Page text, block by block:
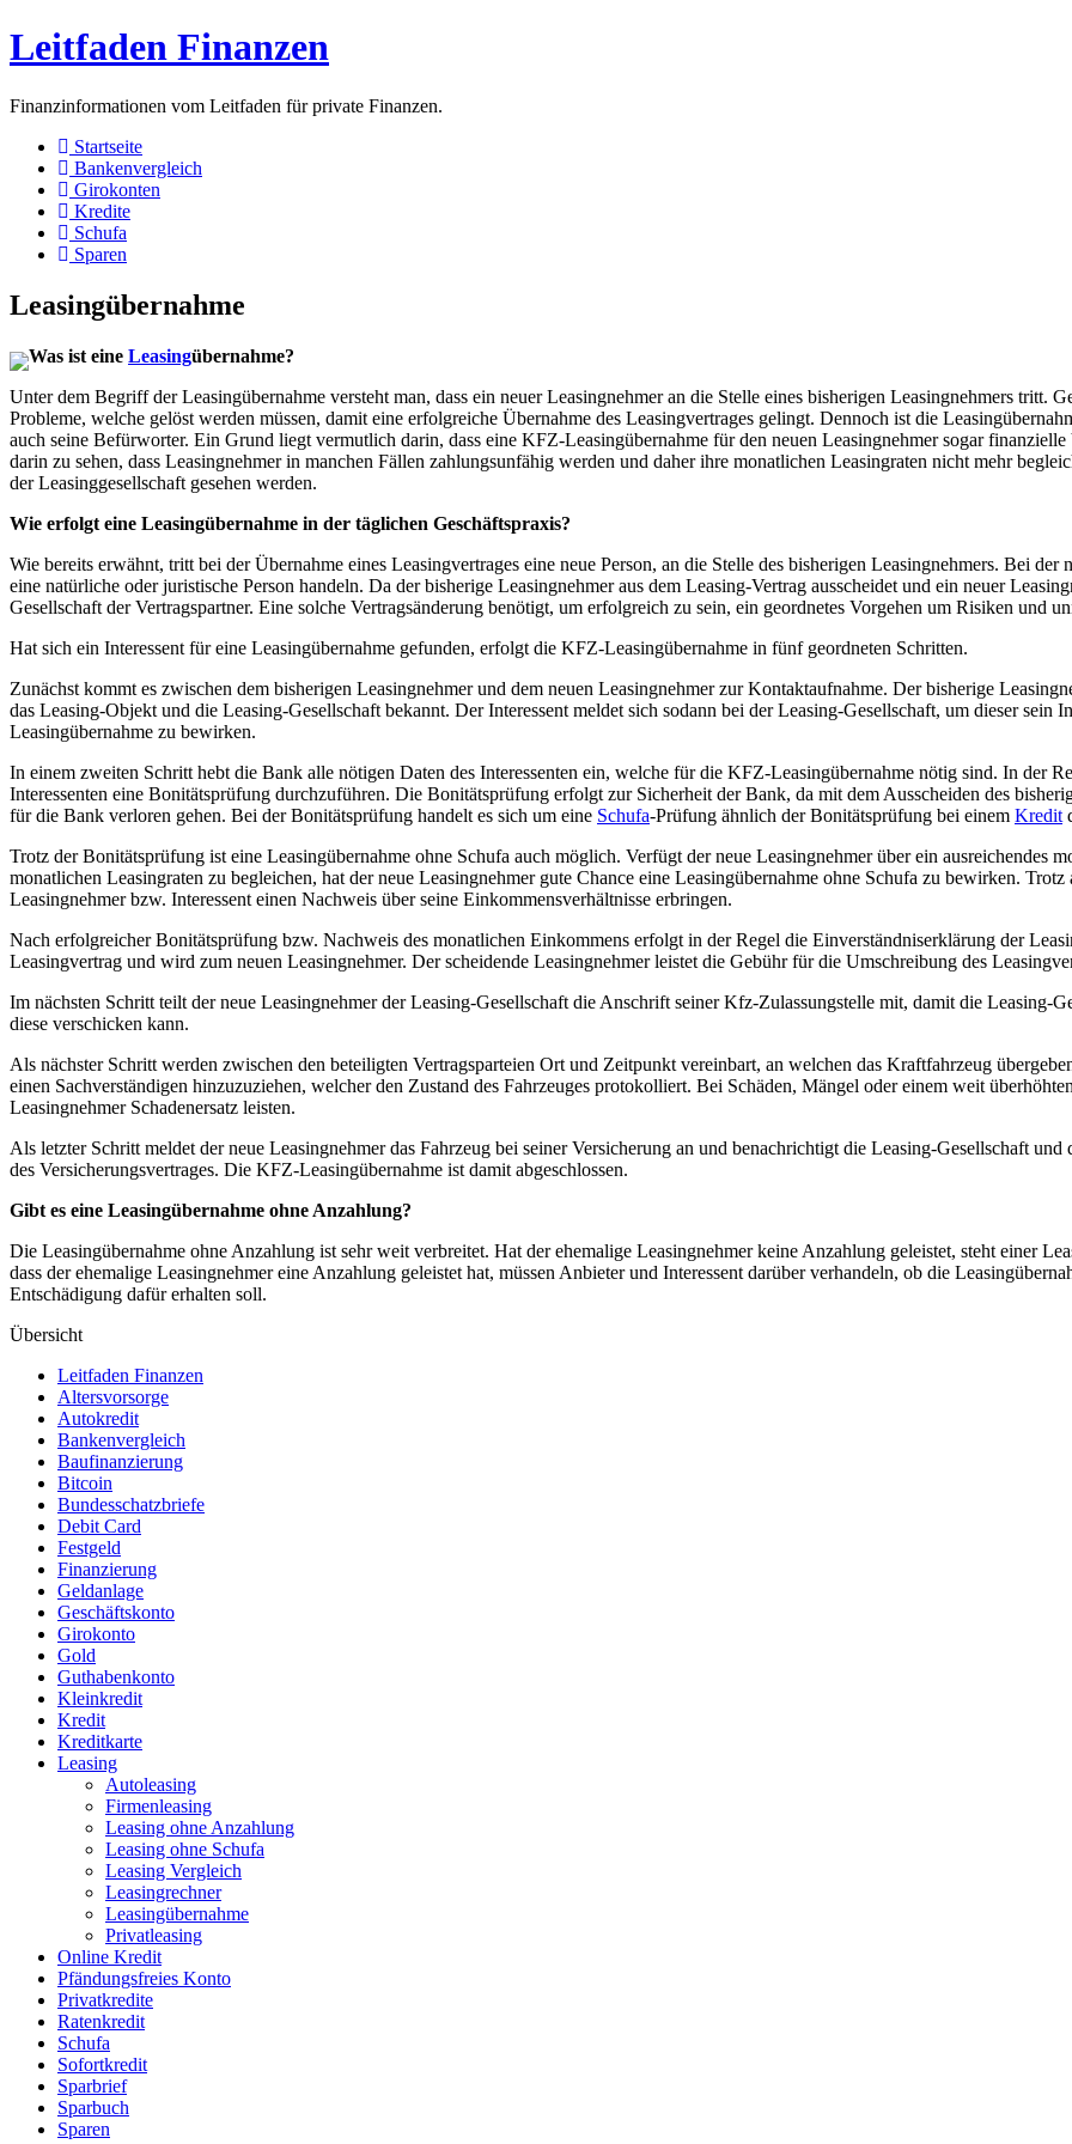
Leitfaden Finanzen
Finanzinformationen vom Leitfaden für private Finanzen.
Startseite
Bankenvergleich
Girokonten
Kredite
Schufa
Sparen
Leasingübernahme
Was ist eine Leasingübernahme?
Unter dem Begriff der Leasingübernahme versteht man, dass ein neuer Leasingnehmer an die Stelle eines bisherigen Leasingnehmers tritt.
Probleme, welche gelöst werden müssen, damit eine erfolgreiche Übernahme des Leasingvertrages gelingt. Dennoch ist die
auch seine Befürworter. Ein Grund liegt vermutlich darin, dass eine KFZ-Leasingübernahme für den neuen Leasingnehmer sogar
darin zu sehen, dass Leasingnehmer in manchen Fällen zahlungsunfähig werden und daher ihre monatlichen Leasingraten nicht mehr
der Leasinggesellschaft gesehen werden.
Wie erfolgt eine Leasingübernahme in der täglichen Geschäftspraxis?
Wie bereits erwähnt, tritt bei der Übernahme eines Leasingvertrages eine neue Person, an die Stelle des bisherigen Leasingnehmers. Bei
eine natürliche oder juristische Person handeln. Da der bisherige Leasingnehmer aus dem Leasing-Vertrag ausscheidet und ein neuer
Gesellschaft der Vertragspartner. Eine solche Vertragsänderung benötigt, um erfolgreich zu sein, ein geordnetes Vorgehen um Risiken und
Hat sich ein Interessent für eine Leasingübernahme gefunden, erfolgt die KFZ-Leasingübernahme in fünf geordneten Schritten.
Zunächst kommt es zwischen dem bisherigen Leasingnehmer und dem neuen Leasingnehmer zur Kontaktaufnahme. Der bisherige
das Leasing-Objekt und die Leasing-Gesellschaft bekannt. Der Interessent meldet sich sodann bei der Leasing-Gesellschaft, um dieser sein
Leasingübernahme zu bewirken.
In einem zweiten Schritt hebt die Bank alle nötigen Daten des Interessenten ein, welche für die KFZ-Leasingübernahme nötig sind. In der
Interessenten eine Bonitätsprüfung durchzuführen. Die Bonitätsprüfung erfolgt zur Sicherheit der Bank, da mit dem Ausscheiden des
für die Bank verloren gehen. Bei der Bonitätsprüfung handelt es sich um eine Schufa-Prüfung ähnlich der Bonitätsprüfung bei einem Kredit
Trotz der Bonitätsprüfung ist eine Leasingübernahme ohne Schufa auch möglich. Verfügt der neue Leasingnehmer über ein ausreichendes
monatlichen Leasingraten zu begleichen, hat der neue Leasingnehmer gute Chance eine Leasingübernahme ohne Schufa zu bewirken.
Leasingnehmer bzw. Interessent einen Nachweis über seine Einkommensverhältnisse erbringen.
Nach erfolgreicher Bonitätsprüfung bzw. Nachweis des monatlichen Einkommens erfolgt in der Regel die Einverständniserklärung der
Leasingvertrag und wird zum neuen Leasingnehmer. Der scheidende Leasingnehmer leistet die Gebühr für die Umschreibung des
Im nächsten Schritt teilt der neue Leasingnehmer der Leasing-Gesellschaft die Anschrift seiner Kfz-Zulassungstelle mit, damit die
diese verschicken kann.
Als nächster Schritt werden zwischen den beteiligten Vertragsparteien Ort und Zeitpunkt vereinbart, an welchen das Kraftfahrzeug
einen Sachverständigen hinzuzuziehen, welcher den Zustand des Fahrzeuges protokolliert. Bei Schäden, Mängel oder einem weit
Leasingnehmer Schadenersatz leisten.
Als letzter Schritt meldet der neue Leasingnehmer das Fahrzeug bei seiner Versicherung an und benachrichtigt die Leasing-Gesellschaft
des Versicherungsvertrages. Die KFZ-Leasingübernahme ist damit abgeschlossen.
Gibt es eine Leasingübernahme ohne Anzahlung?
Die Leasingübernahme ohne Anzahlung ist sehr weit verbreitet. Hat der ehemalige Leasingnehmer keine Anzahlung geleistet, steht einer
dass der ehemalige Leasingnehmer eine Anzahlung geleistet hat, müssen Anbieter und Interessent darüber verhandeln, ob die
Entschädigung dafür erhalten soll.
Übersicht
Leitfaden Finanzen
Altersvorsorge
Autokredit
Bankenvergleich
Baufinanzierung
Bitcoin
Bundesschatzbriefe
Debit Card
Festgeld
Finanzierung
Geldanlage
Geschäftskonto
Girokonto
Gold
Guthabenkonto
Kleinkredit
Kredit
Kreditkarte
Leasing
Autoleasing
Firmenleasing
Leasing ohne Anzahlung
Leasing ohne Schufa
Leasing Vergleich
Leasingrechner
Leasingübernahme
Privatleasing
Online Kredit
Pfändungsfreies Konto
Privatkredite
Ratenkredit
Schufa
Sofortkredit
Sparbrief
Sparbuch
Sparen